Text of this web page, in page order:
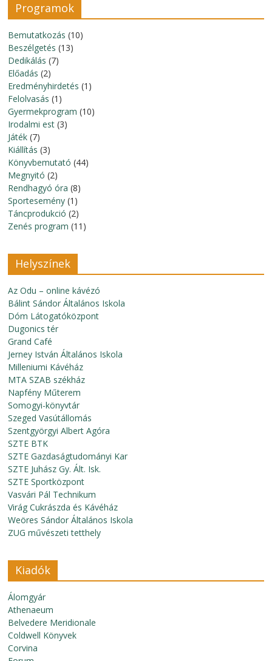
Programok
Bemutatkozás (10)
Beszélgetés (13)
Dedikálás (7)
Előadás (2)
Eredményhirdetés (1)
Felolvasás (1)
Gyermekprogram (10)
Irodalmi est (3)
Játék (7)
Kiállítás (3)
Könyvbemutató (44)
Megnyitó (2)
Rendhagyó óra (8)
Sportesemény (1)
Táncprodukció (2)
Zenés program (11)
Helyszínek
Az Odu – online kávézó
Bálint Sándor Általános Iskola
Dóm Látogatóközpont
Dugonics tér
Grand Café
Jerney István Általános Iskola
Milleniumi Kávéház
MTA SZAB székház
Napfény Műterem
Somogyi-könyvtár
Szeged Vasútállomás
Szentgyörgyi Albert Agóra
SZTE BTK
SZTE Gazdaságtudományi Kar
SZTE Juhász Gy. Ált. Isk.
SZTE Sportközpont
Vasvári Pál Technikum
Virág Cukrászda és Kávéház
Weöres Sándor Általános Iskola
ZUG művészeti tetthely
Kiadók
Álomgyár
Athenaeum
Belvedere Meridionale
Coldwell Könyvek
Corvina